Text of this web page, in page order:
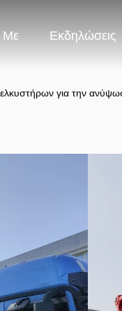
Με Εκδηλώσεις
για την